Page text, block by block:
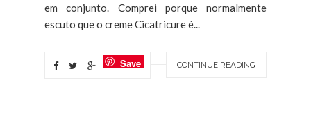
em conjunto. Comprei porque normalmente
escuto que o creme Cicatricure é...
CONTINUE READING
Save